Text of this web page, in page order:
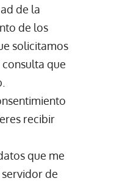
de la
de los
solicitamos
que
recibir
que me
de